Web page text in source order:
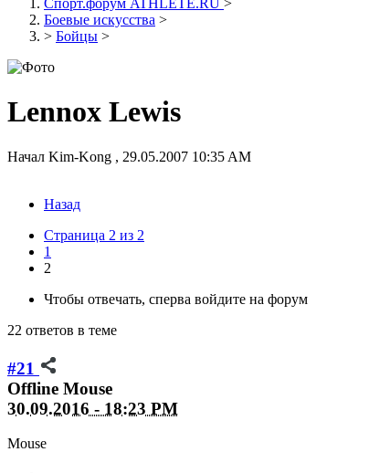
Спорт.форум ATHLETE.RU >
Боевые искусства >
> Бойцы >
Lennox Lewis
Начал Kim-Kong , 29.05.2007 10:35 AM
Назад
Страница 2 из 2
1
2
Чтобы отвечать, сперва войдите на форум
22 ответов в теме
#21
Offline Mouse
30.09.2016 - 18:23 PM
Mouse